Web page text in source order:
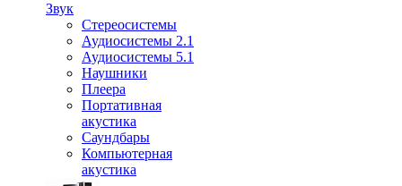
Звук
Стереосистемы
Аудиосистемы 2.1
Аудиосистемы 5.1
Наушники
Плеера
Портативная
акустика
Саундбары
Компьютерная
акустика